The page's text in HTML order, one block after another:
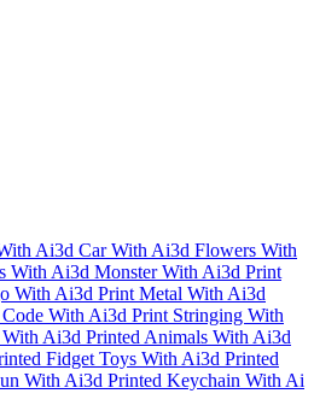
Ai3d Car With Ai3d Flowers With
With Ai3d Monster With Ai3d Print
With Ai3d Print Metal With Ai3d
With Ai3d Print Stringing With
With Ai3d Printed Animals With Ai3d
Fidget Toys With Ai3d Printed
With Ai3d Printed Keychain With Ai